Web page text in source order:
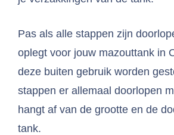
Pas als alle stappen zijn
oplegt voor jouw mazouttank in
deze buiten gebruik worden
stappen er allemaal doorlopen
hangt af van de grootte en de
tank.